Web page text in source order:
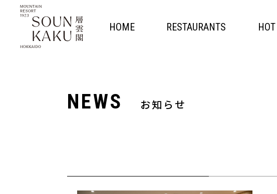
HOME RESTAURANTS
NEWS お知らせ